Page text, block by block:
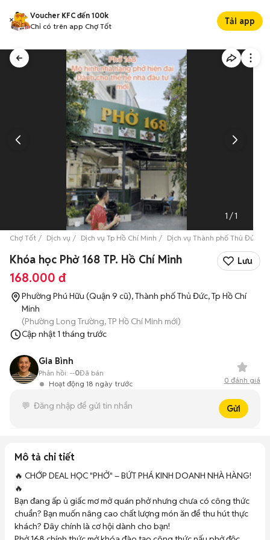
Voucher KFC đến 100k
Chỉ có trên app Chợ Tốt
Tải app
1 /1
Chợ Tốt Dịch vụ Dịch vụ Tp Hồ Chí Minh Dịch vụ Thành phố Thủ Đức
Khóa học Phở 168 TP. Hồ Chí Minh Lưu
168.000 đ
Phường Phú Hữu (Quận 9 cũ), Thành phố Thủ Đức, Tp Hồ Chí
Minh
(Phường Long Trường, TP Hồ Chí Minh mới)
Cập nhật1 tháng trước
Gia Bình
Hoạt động 18 ngày trước
Phản hồi: --0Đã bán
0 đánh giá
Gửi
Mô tả chi tiết
🔥 CHỚP DEAL HỌC "PHỞ" – BỨT PHÁ KINH DOANH NHÀ HÀNG!
🔥
Bạn đang ấp ủ giấc mơ mở quán phở nhưng chưa có công thức
chuẩn? Bạn muốn nâng cao chất lượng món ăn để thu hút thực
khách? Đây chính là cơ hội dành cho bạn!